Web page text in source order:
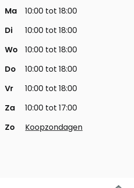
Ma
10:00 tot 18:00
Di
10:00 tot 18:00
Wo
10:00 tot 18:00
Do
10:00 tot 18:00
Vr
10:00 tot 18:00
Za
10:00 tot 17:00
Zo
Koopzondagen